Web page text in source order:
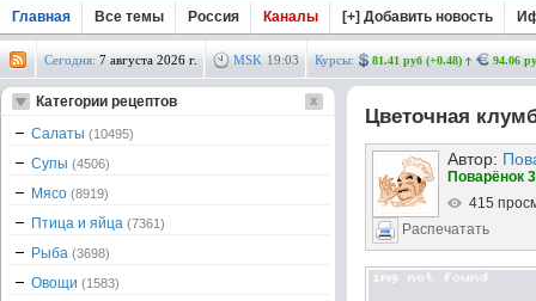
Главная Все темы Россия Каналы [+] Добавить новость
Сегодня: 7 августа 2026 г. MSK 19:03 Курсы: 81.41 руб (+0.48) 94.06
Цветочная
Автор:
Поварёнок
415
Распечатать
Категории рецептов
Салаты (10495)
Супы (4506)
Мясо (8919)
Птица и яйца (7361)
Рыба (3698)
Овощи (1583)